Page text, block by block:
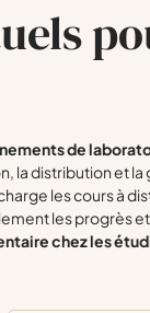
de
la distribution et la
les cours à
les progrès
chez les